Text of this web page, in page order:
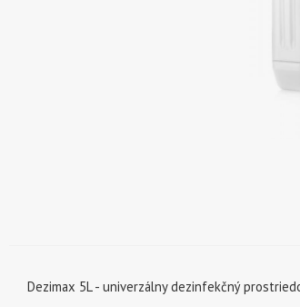
Dezimax 5L - univerzálny dezinfekčný